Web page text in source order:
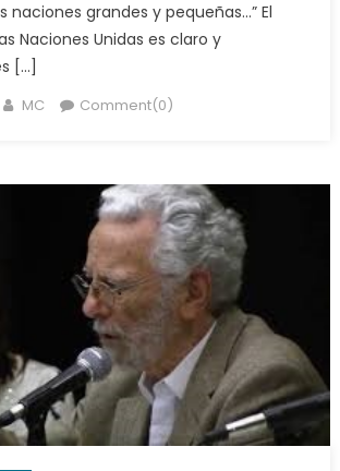
naciones grandes y pequeñas…” El
Naciones Unidas es claro y
[…]
Author
MC Comment(0)